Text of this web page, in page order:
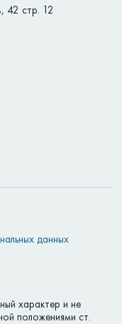
42 стр. 12
данных
характер и не
положениями ст.